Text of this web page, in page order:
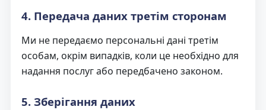
4. Передача даних третім сторонам
Ми не передаємо персональні дані третім
особам, окрім випадків, коли це необхідно для
надання послуг або передбачено законом.
5. Зберігання даних